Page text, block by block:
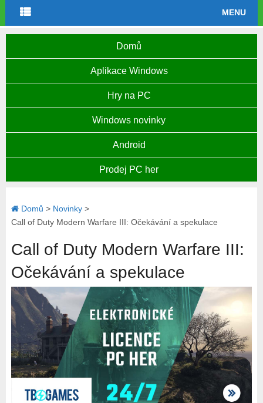
MENU
Domů
Aplikace Windows
Hry na PC
Windows novinky
Android
Prodej PC her
Domů > Novinky>
Call of Duty Modern Warfare III: Očekávání a spekulace
Call of Duty Modern Warfare III:
Očekávání a spekulace